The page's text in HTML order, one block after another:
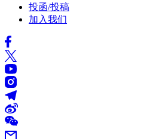
投函/投稿
加入我们